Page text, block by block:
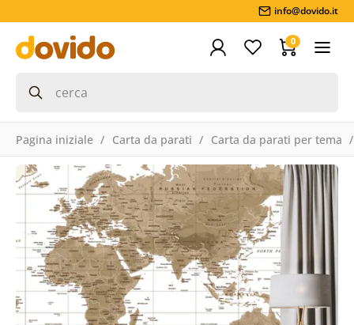
info@dovido.it
0
Pagina iniziale Carta da parati Carta da parati per tema